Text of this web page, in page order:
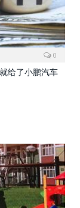
0
给了小鹏汽车